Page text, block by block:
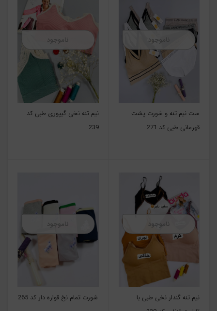
ست نیم تنه و شورت پشت
قهرمانی طبی کد 271
ناموجود
نیم تنه نخی گیپوری طبی کد
239
ناموجود
نیم تنه گندار نخی طبی با
ناموجود
شورت تمام نخ قواره دار کد 265
ناموجود